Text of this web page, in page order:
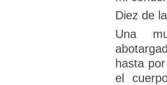
Diez de
Una
hasta
el